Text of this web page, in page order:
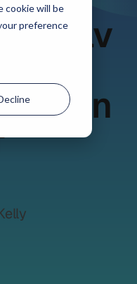
cookie will be
preference
in